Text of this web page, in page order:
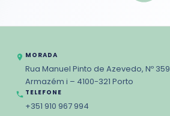
MORADA
Rua Manuel Pinto de Azevedo, Nº 359
Armazém i – 4100-321 Porto
TELEFONE
+351 910 967 994